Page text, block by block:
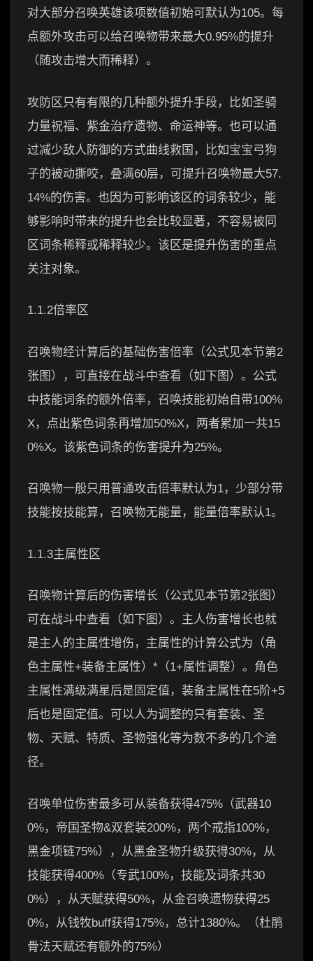
对大部分召唤英雄该项数值初始可默认为105。每
点额外攻击可以给召唤物带来最大0.95%的提升
（随攻击增大而稀释）。
攻防区只有有限的几种额外提升手段，比如圣骑
力量祝福、紫金治疗遗物、命运神等。也可以通
过减少敌人防御的方式曲线救国，比如宝宝弓狗
子的被动撕咬，叠满60层，可提升召唤物最大57.
14%的伤害。也因为可影响该区的词条较少，能
够影响时带来的提升也会比较显著，不容易被同
区词条稀释或稀释较少。该区是提升伤害的重点
关注对象。
1.1.2倍率区
召唤物经计算后的基础伤害倍率（公式见本节第2
张图），可直接在战斗中查看（如下图）。公式
中技能词条的额外倍率，召唤技能初始自带100%
X，点出紫色词条再增加50%X，两者累加一共15
0%X。该紫色词条的伤害提升为25%。
召唤物一般只用普通攻击倍率默认为1，少部分带
技能按技能算，召唤物无能量，能量倍率默认1。
1.1.3主属性区
召唤物计算后的伤害增长（公式见本节第2张图）
可在战斗中查看（如下图）。主人伤害增长也就
是主人的主属性增伤，主属性的计算公式为（角
色主属性+装备主属性）*（1+属性调整）。角色
主属性满级满星后是固定值，装备主属性在5阶+5
后也是固定值。可以人为调整的只有套装、圣
物、天赋、特质、圣物强化等为数不多的几个途
径。
召唤单位伤害最多可从装备获得475%（武器10
0%，帝国圣物&双套装200%，两个戒指100%，
黑金项链75%），从黑金圣物升级获得30%，从
技能获得400%（专武100%，技能及词条共30
0%），从天赋获得50%，从金召唤遗物获得25
0%，从钱牧buff获得175%，总计1380%。（杜鹃
骨法天赋还有额外的75%）